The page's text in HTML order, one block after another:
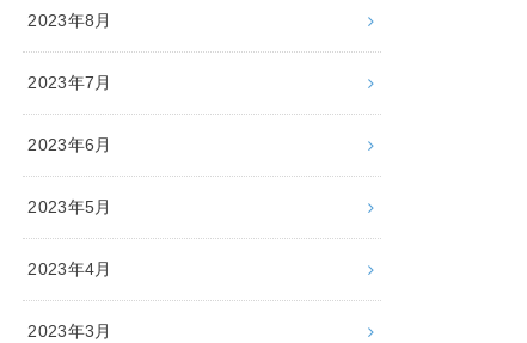
2023年8月
2023年7月
2023年6月
2023年5月
2023年4月
2023年3月